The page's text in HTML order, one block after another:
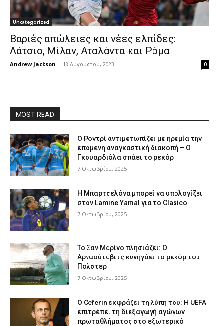
Uncategorized
Βαριές απώλειες και νέες ελπίδες:
Λάτσιο, Μίλαν, Αταλάντα και Ρόμα
Andrew Jackson - 18 Αυγούστου, 2023 0
MOST READ
Ο Ροντρί αντιμετωπίζει με ηρεμία την
επόμενη αναγκαστική διακοπή – Ο
Γκουαρδιόλα σπάει το ρεκόρ
7 Οκτωβρίου, 2025
Η Μπαρτσελόνα μπορεί να υπολογίζει
στον Lamine Yamal για το Clasico
7 Οκτωβρίου, 2025
Το Σαν Μαρίνο πλησιάζει: Ο
Αρναούτοβιτς κυνηγάει το ρεκόρ του
Πολστερ
7 Οκτωβρίου, 2025
Ο Ceferin εκφράζει τη λύπη του: Η UEFA
επιτρέπει τη διεξαγωγή αγώνων
πρωταθλήματος στο εξωτερικό